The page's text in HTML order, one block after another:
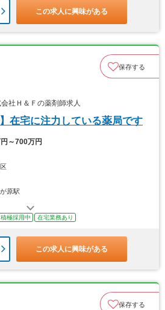
この求人に興味がある
保存する
Ｈ＆Ｆの薬剤師求人
在宅に注力している薬局です
～700万円
原駅
積極採用中 在宅業務あり
この求人に興味がある
保存する